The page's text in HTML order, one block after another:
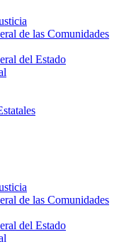
de las Comunidades
del Estado
de las Comunidades
del Estado